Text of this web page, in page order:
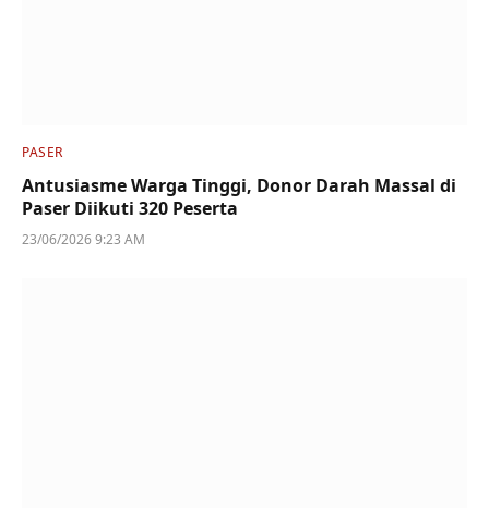
PASER
Antusiasme Warga Tinggi, Donor Darah Massal di
Paser Diikuti 320 Peserta
23/06/2026 9:23 AM